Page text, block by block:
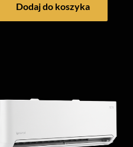
Dodaj do koszyka